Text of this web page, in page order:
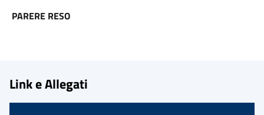
PARERE RESO
Link e Allegati